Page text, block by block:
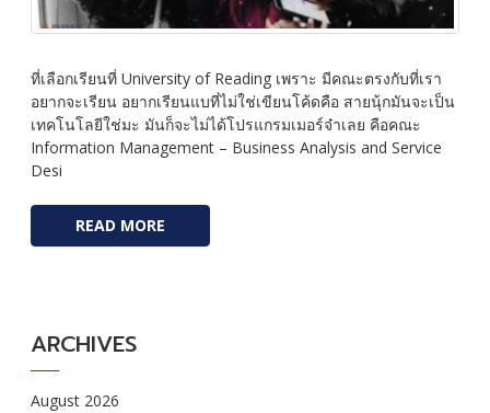
ที่เลือกเรียนที่ University of Reading เพราะ มีคณะตรงกับที่เรา
อยากจะเรียน อยากเรียนแบที่ไม่ใช่เขียนโค้ดคือ สายนุ้กมันจะเป็น
เทคโนโลยีใช่มะ มันก็จะไม่ได้โปรแกรมเมอร์จ๋าเลย คือคณะ
Information Management – Business Analysis and Service
Desi
READ MORE
ARCHIVES
August 2026